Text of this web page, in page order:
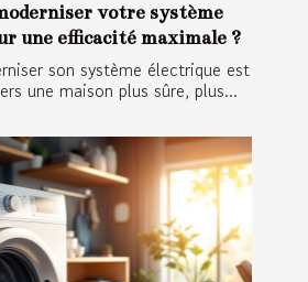
votre système
une efficacité maximale ?
son système électrique est
une maison plus sûre, plus...